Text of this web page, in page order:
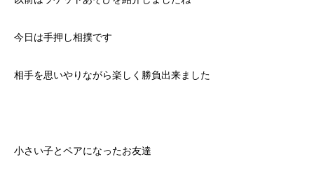
今日は手押し相撲です
相手を思いやりながら楽しく勝負出来ました
小さい子とペアになったお友達